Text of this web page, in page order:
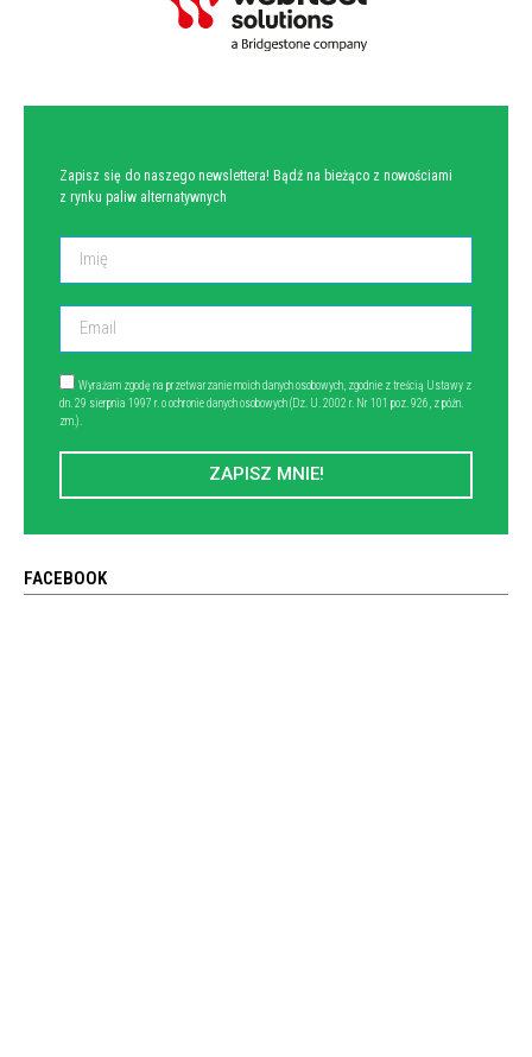
Zapisz się do naszego newslettera! Bądź na bieżąco z nowościami
z rynku paliw alternatywnych
Wyrażam zgodę na przetwarzanie moich danych osobowych, zgodnie z treścią Ustawy z
dn. 29 sierpnia 1997 r. o ochronie danych osobowych (Dz. U. 2002 r. Nr 101 poz. 926, z późn.
zm.).
ZAPISZ MNIE!
FACEBOOK